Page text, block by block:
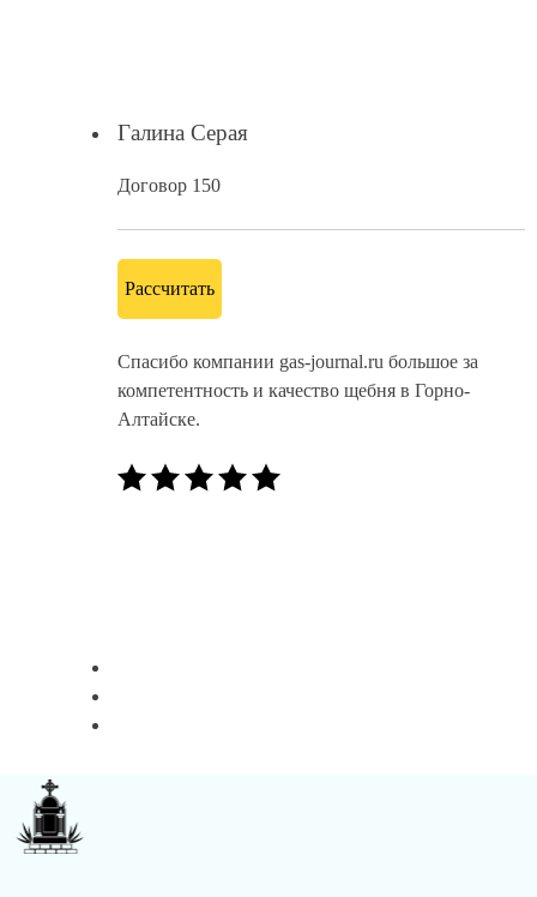
Галина Серая
Договор 150
Рассчитать
Спасибо компании gas-journal.ru большое за
компетентность и качество щебня в Горно-
Алтайске.